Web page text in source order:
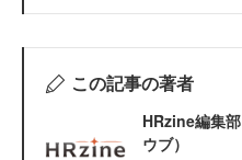
この記事の著者
HRzine編集
ウブ）